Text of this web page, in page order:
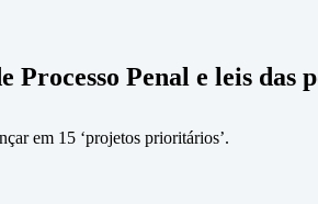
Penal e leis das
em 15 ‘projetos prioritários’.